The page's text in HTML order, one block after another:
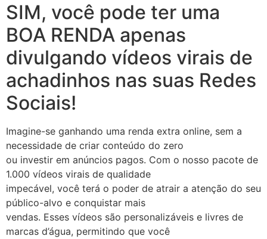
SIM, você pode ter uma
BOA RENDA apenas
divulgando vídeos virais de
achadinhos nas suas Redes
Sociais!
Imagine-se ganhando uma renda extra online, sem a
necessidade de criar conteúdo do zero
ou investir em anúncios pagos. Com o nosso pacote de
1.000 vídeos virais de qualidade
impecável, você terá o poder de atrair a atenção do seu
público-alvo e conquistar mais
vendas. Esses vídeos são personalizáveis e livres de
marcas d’água, permitindo que você